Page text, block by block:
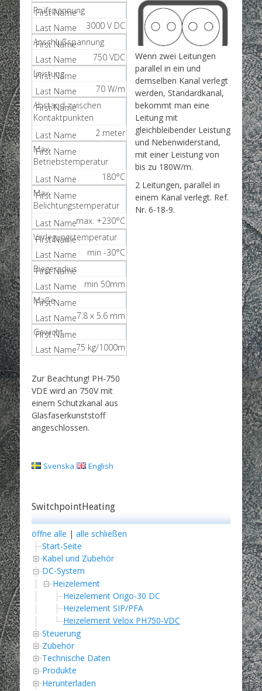
Prüfspannung
3000 V DC
Anschlußspannung
750 VDC
Leistung
70 W/m
Abstand zwischen
Kontaktpunkten
2 meter
Max.
Betriebstemperatur
180°C
Max.
Belichtungstemperatur
max. +230°C
Verlegungstemperatur
min -30°C
Biegeradius
min 50mm
Maße
7.8 x 5.6 mm
Gewicht
75 kg/1000m
Zur Beachtung! PH-750
VDE wird an 750V mit
einem Schutzkanal aus
Glasfaserkunststoff
angeschlossen.
Wenn zwei Leitungen
parallel in ein und
demselben Kanal verlegt
werden, Standardkanal,
bekommt man eine
Leitung mit
gleichbleibender Leistung
und Nebenwiderstand,
mit einer Leistung von
bis zu 180W/m.
2 Leitungen, parallel in
einem Kanal verlegt. Ref.
Nr. 6-18-9.
Svenska English
SwitchpointHeating
öffne alle | alle schließen
Start-Seite
Kabel und Zubehör
DC-System
Heizelement
Heizelement Origo-30 DC
Heizelement SIP/PFA
Heizelement Velox PH750-VDC
Steuerung
Zubehör
Technische Daten
Produkte
Herunterladen